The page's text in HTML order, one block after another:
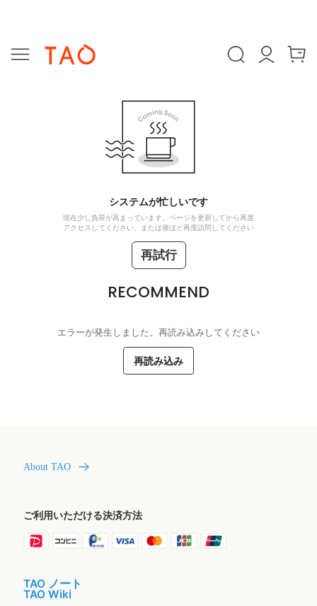
システムが忙しいです
現在少し負荷が高まっています。ページを更新してから再度
アクセスしてください、または後ほど再度訪問してください
再試行
RECOMMEND
エラーが発生しました。再読み込みしてください
再読み込み
About TAO
ご利用いただける決済方法
TAO ノート
TAO Wiki